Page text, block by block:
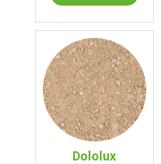
Dololux